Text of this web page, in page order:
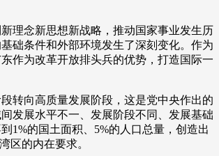
理念新思想新战略，推动国家事业发生历
础条件和外部环境发生了深刻变化。作为
作为改革开放排头兵的优势，打造国际一
转向高质量发展阶段，这是党中央作出的
发展水平不一、发展阶段不同、发展基础
1%的国土面积、5%的人口总量，创造出
区的内在要求。